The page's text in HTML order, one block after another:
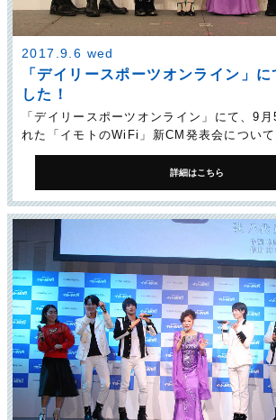
2017.9.6 wed
「デイリースポーツオンライン」に
した！
「デイリースポーツオンライン」にて、9
れた「イモトのWiFi」新CM発表会について
詳細はこちら